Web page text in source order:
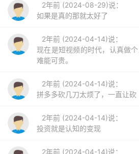
2年前 (2024-08-29)说：
如果是真的那就太好了
2年前 (2024-04-14)说：
现在是短视频的时代，认真做
难能可贵。
2年前 (2024-04-14)说：
拼多多砍几刀太烦了，一直让砍
2年前 (2024-04-14)说：
投资就是认知的变现
2年前 (2024-04-14)说：